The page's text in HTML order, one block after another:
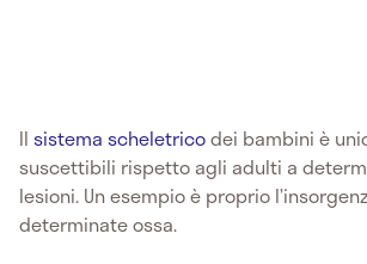
Il sistema scheletricodei bambini è
suscettibili rispetto agli adulti a
lesioni. Un esempio è proprio
determinate ossa.